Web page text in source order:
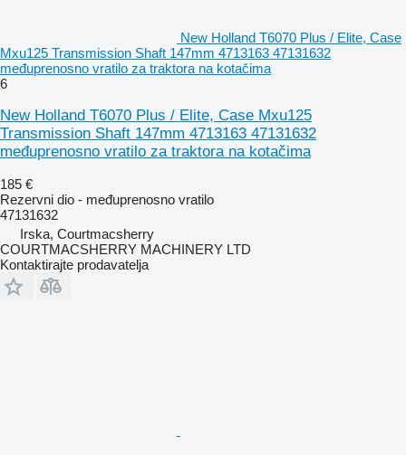
New Holland T6070 Plus / Elite, Case
Mxu125 Transmission Shaft 147mm 4713163 47131632
međuprenosno vratilo za traktora na kotačima
6
New Holland T6070 Plus / Elite, Case Mxu125
Transmission Shaft 147mm 4713163 47131632
međuprenosno vratilo za traktora na kotačima
185 €
Rezervni dio - međuprenosno vratilo
47131632
Irska, Courtmacsherry
COURTMACSHERRY MACHINERY LTD
Kontaktirajte prodavatelja